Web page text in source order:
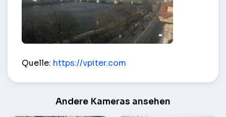
Quelle: https://vpiter.com
Andere Kameras ansehen